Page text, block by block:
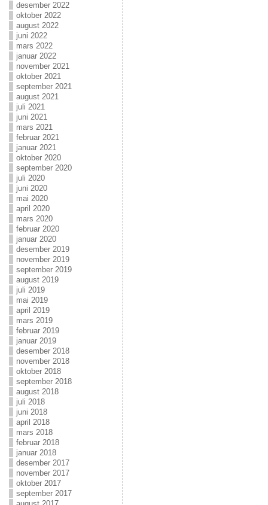
desember 2022
oktober 2022
august 2022
juni 2022
mars 2022
januar 2022
november 2021
oktober 2021
september 2021
august 2021
juli 2021
juni 2021
mars 2021
februar 2021
januar 2021
oktober 2020
september 2020
juli 2020
juni 2020
mai 2020
april 2020
mars 2020
februar 2020
januar 2020
desember 2019
november 2019
september 2019
august 2019
juli 2019
mai 2019
april 2019
mars 2019
februar 2019
januar 2019
desember 2018
november 2018
oktober 2018
september 2018
august 2018
juli 2018
juni 2018
april 2018
mars 2018
februar 2018
januar 2018
desember 2017
november 2017
oktober 2017
september 2017